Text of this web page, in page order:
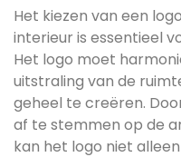
Het kiezen van een
interieur is essentieel
Het logo moet
uitstraling van de
geheel te creëren.
af te stemmen op de
kan het logo niet